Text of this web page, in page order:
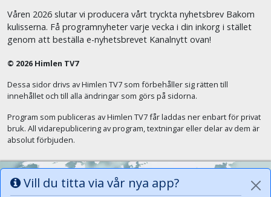
Våren 2026 slutar vi producera vårt tryckta nyhetsbrev Bakom
kulisserna. Få programnyheter varje vecka i din inkorg i stället
genom att beställa e-nyhetsbrevet Kanalnytt ovan!
Vill du titta via vår nya app?
© 2026 Himlen TV7
Dessa sidor drivs av Himlen TV7 som förbehåller sig rätten till
innehållet och till alla ändringar som görs på sidorna.
Program som publiceras av Himlen TV7 får laddas ner enbart för privat
bruk. All vidarepublicering av program, textningar eller delar av dem är
absolut förbjuden.
Alla tungor ska bekänna att Jesus Kristus